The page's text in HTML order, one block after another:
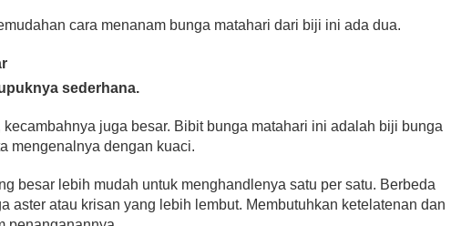
cara menanam bunga matahari dari biji ini ada dua.
sederhana.
kecambahnya juga besar. Bibit bunga matahari ini adalah biji bunga
mengenalnya dengan kuaci.
besar lebih mudah untuk menghandlenya satu per satu. Berbeda
aster atau krisan yang lebih lembut. Membutuhkan ketelatenan dan